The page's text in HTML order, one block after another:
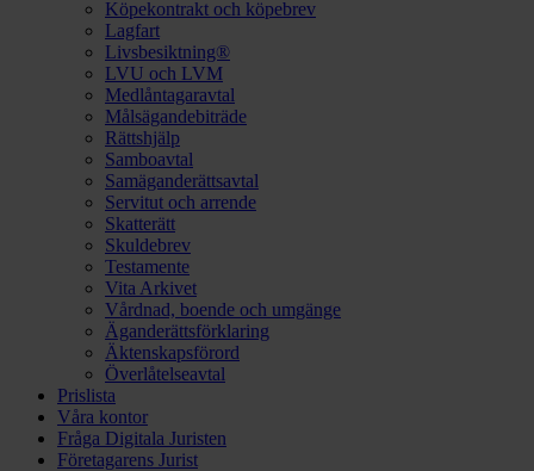
Köpekontrakt och köpebrev
Lagfart
Livsbesiktning®
LVU och LVM
Medlåntagaravtal
Målsägandebiträde
Rättshjälp
Samboavtal
Samäganderättsavtal
Servitut och arrende
Skatterätt
Skuldebrev
Testamente
Vita Arkivet
Vårdnad, boende och umgänge
Äganderättsförklaring
Äktenskapsförord
Överlåtelseavtal
Prislista
Våra kontor
Fråga Digitala Juristen
Företagarens Jurist